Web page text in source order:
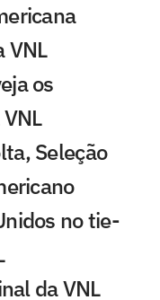
VNL
os
Seleção
no tie-
da VNL